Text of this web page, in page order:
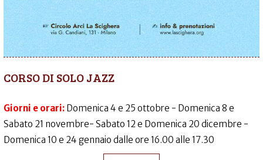
CORSO DI SOLO JAZZ
Giorni e orari: Domenica 4 e 25 ottobre - Domenica 8 e
Sabato 21 novembre- Sabato 12 e Domenica 20 dicembre -
Domenica 10 e 24 gennaio dalle ore 16.00 alle 17.30